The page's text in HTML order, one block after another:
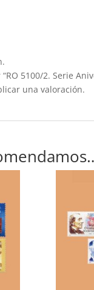
5100/2. Serie
una valoración.